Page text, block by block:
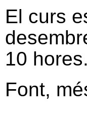
El curs
10 hores.
Font,